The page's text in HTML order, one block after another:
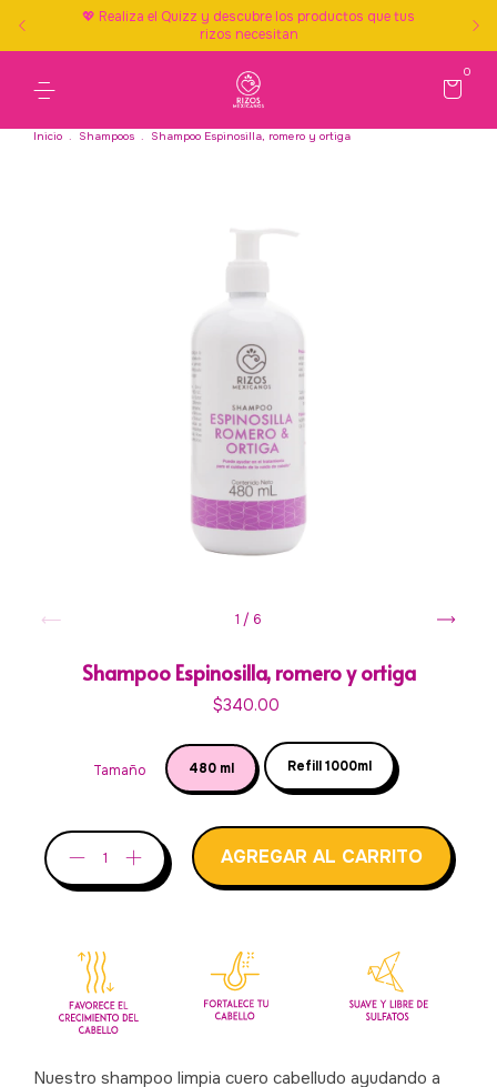
💖 Realiza el Quizz y descubre los productos que tus
rizos necesitan
0
Inicio . Shampoos . Shampoo Espinosilla, romero y ortiga
1 / 6
Shampoo Espinosilla, romero y ortiga
$340.00
Tamaño 480 ml Refill 1000ml
Nuestro shampoo limpia cuero cabelludo ayudando a